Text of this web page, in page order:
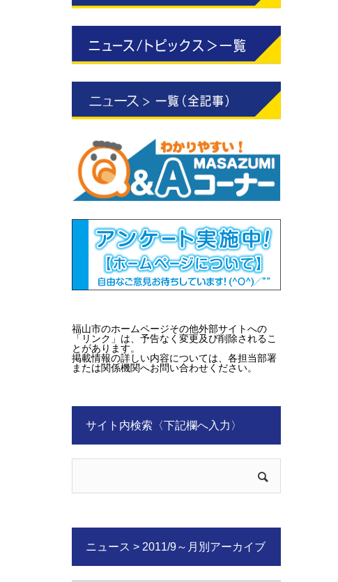
福山市のホームページその他外部サイトへの
「リンク」は、予告なく変更及び削除されるこ
とがあります。
掲載情報の詳しい内容については、各担当部署
または関係機関へお問い合わせください。
サイト内検索〈下記欄へ入力〉
ニュース > 2011/9～月別アーカイブ